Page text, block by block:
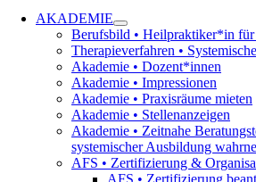
AKADEMIE
Berufsbild • Heilpraktiker*in für
Therapieverfahren •
Akademie • Dozent*innen
Akademie • Impressionen
Akademie • Praxisräume mieten
Akademie • Stellenanzeigen
Akademie • Zeitnahe
systemischer Ausbildung
AFS • Zertifizierung &